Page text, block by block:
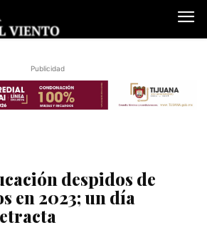
Publicidad
despidos de
en 2023; un día